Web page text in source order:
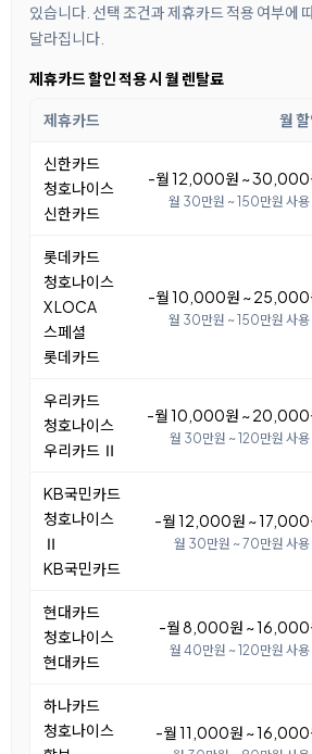
있습니다. 선택 조건과 제휴카드 적용 여부에
달라집니다.
제휴카드 할인 적용 시 월 렌탈료
제휴카드 월
신한카드
청호나이스
신한카드
-월 12,000원 ~ 30,000
월 30만원 ~ 150만원 사용
롯데카드
청호나이스
X LOCA
스페셜
롯데카드
-월 10,000원 ~ 25,000
월 30만원 ~ 150만원 사용
우리카드
청호나이스
우리카드 Ⅱ
-월 10,000원 ~ 20,000
월 30만원 ~ 120만원 사용
KB국민카드
청호나이스
Ⅱ
KB국민카드
-월 12,000원 ~ 17,000
월 30만원 ~ 70만원 사용
현대카드
청호나이스
현대카드
-월 8,000원 ~ 16,000
월 40만원 ~ 120만원 사용
하나카드
청호나이스
-월 11,000원 ~ 16,000